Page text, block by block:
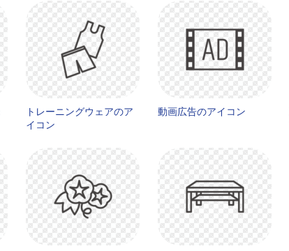
トレーニングウェアのア
イコン
動画広告のアイコン